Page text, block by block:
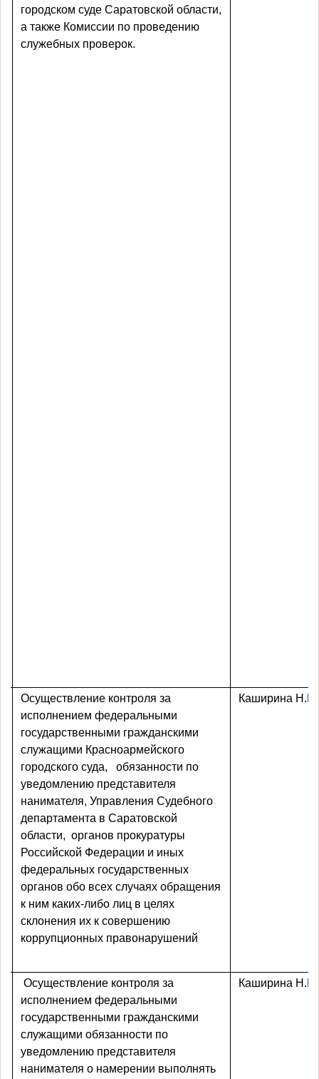
городском суде Саратовской области,
а также Комиссии по проведению
служебных проверок.
Осуществление контроля за
исполнением федеральными
государственными гражданскими
служащими Красноармейского
городского суда,
обязанности по
уведомлению представителя
нанимателя, Управления Судебного
департамента в Саратовской
области, органов прокуратуры
Российской Федерации и иных
федеральных государственных
органов обо всех случаях обращения
к ним каких-либо лиц в целях
склонения их к совершению
коррупционных правонарушений
Каширина
Осуществление контроля за
исполнением федеральными
государственными гражданскими
служащими обязанности по
уведомлению представителя
нанимателя о намерении выполнять
Каширина